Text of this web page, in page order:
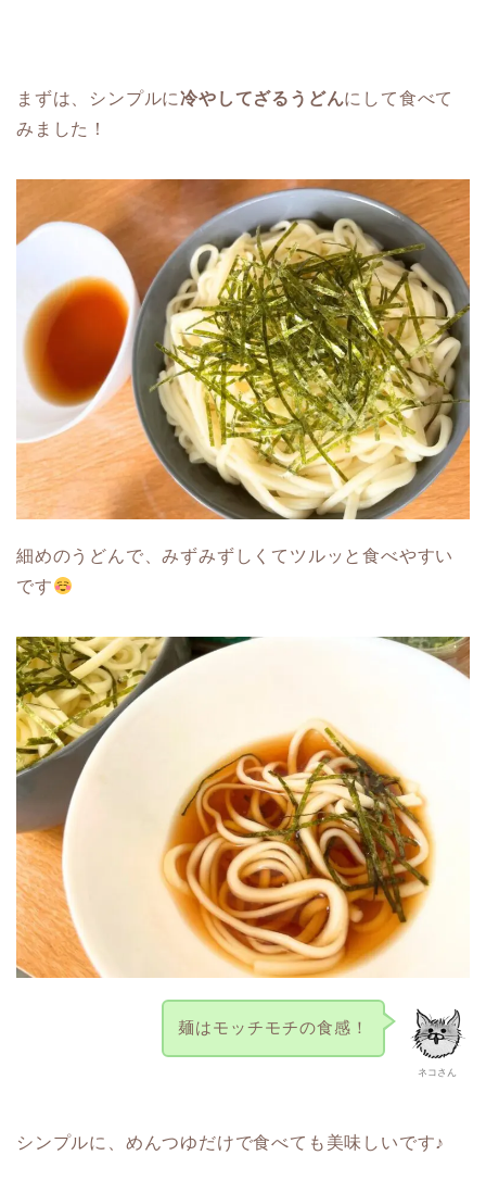
まずは、シンプルに冷やしてざるうどんにして食べて
みました！
細めのうどんで、みずみずしくてツルッと食べやすい
です
ネコさん
麺はモッチモチの食感！
シンプルに、めんつゆだけで食べても美味しいです♪